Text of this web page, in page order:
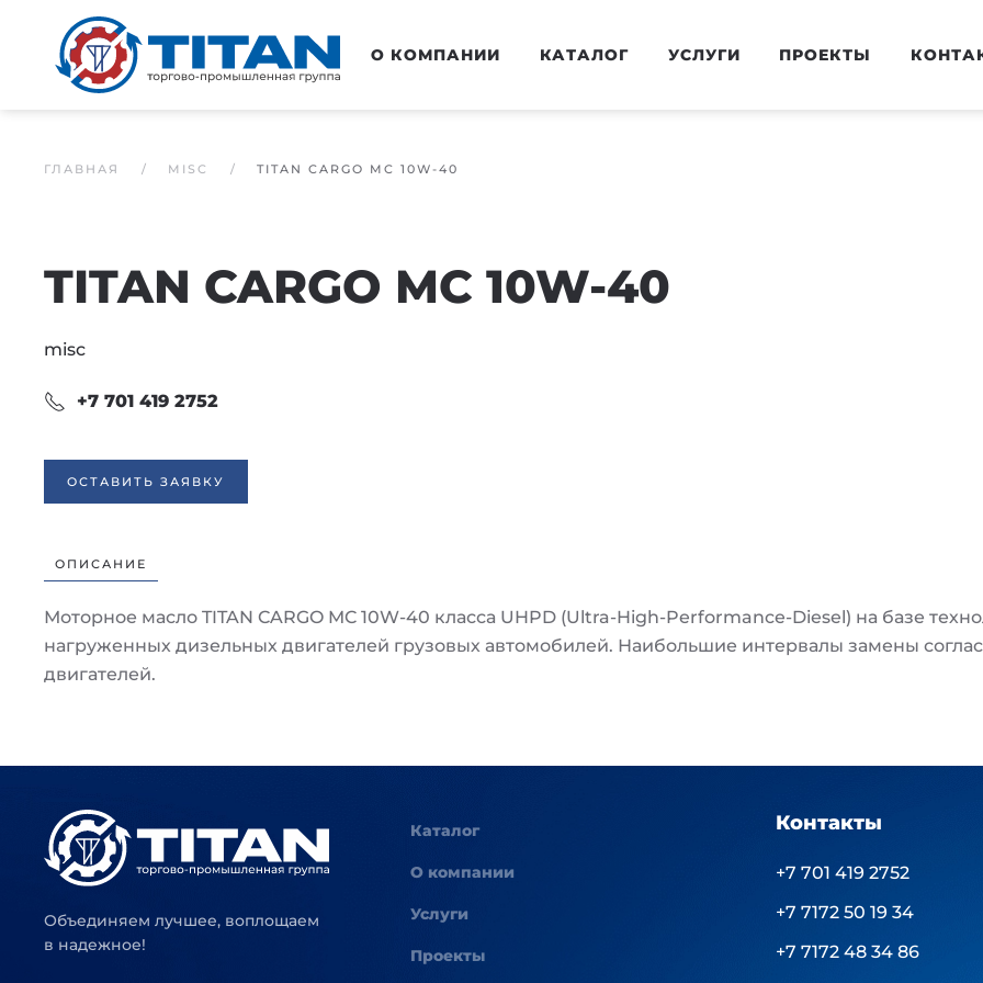
Перейти к основному содержанию О КОМПАНИИ КАТАЛОГ УСЛУГИ ПРОЕКТЫ
ГЛАВНАЯ MISC TITAN CARGO MC 10W-40
TITAN CARGO MC 10W-40
misc
+7 701 419 2752
ОСТАВИТЬ ЗАЯВКУ
ОПИСАНИЕ
Моторное масло TITAN CARGO MC 10W-40 класса UHPD (Ultra-High-Performance-Diesel) на базе
нагруженных дизельных двигателей грузовых автомобилей. Наибольшие интервалы замены
двигателей.
Объединяем лучшее, воплощаем
в надежное!
Каталог
О компании
Услуги
Проекты
Контакты
+7 701 419 2752
+7 7172 50 19 34
+7 7172 48 34 86